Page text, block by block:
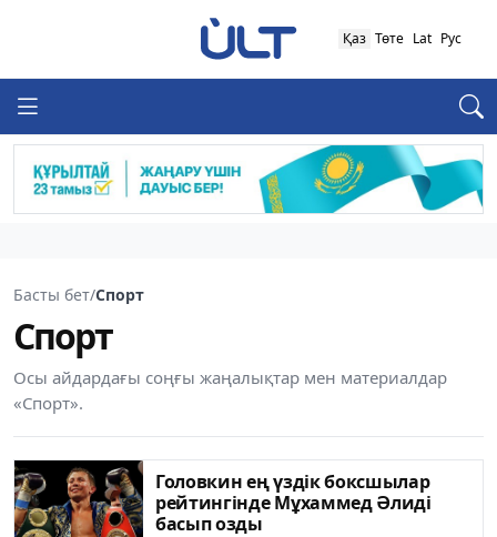
Қаз Төте Lat Рус
Басты бет/Спорт
Спорт
Осы айдардағы соңғы жаңалықтар мен материалдар
«Спорт».
Головкин ең үздік боксшылар
рейтингінде Мұхаммед Әлиді
басып озды